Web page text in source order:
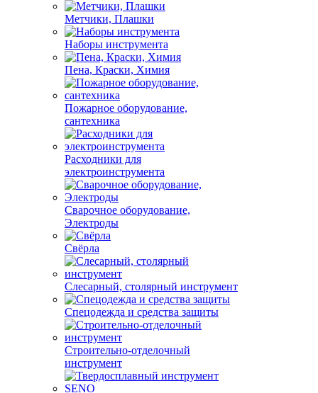
Метчики, Плашки
Наборы инструмента
Пена, Краски, Химия
Пожарное оборудование,
сантехника
Расходники для
электроинструмента
Сварочное оборудование,
Электроды
Свёрла
Слесарный, столярный инструмент
Спецодежда и средства защиты
Строительно-отделочный
инструмент